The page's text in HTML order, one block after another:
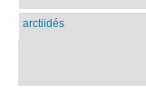
arctiidés